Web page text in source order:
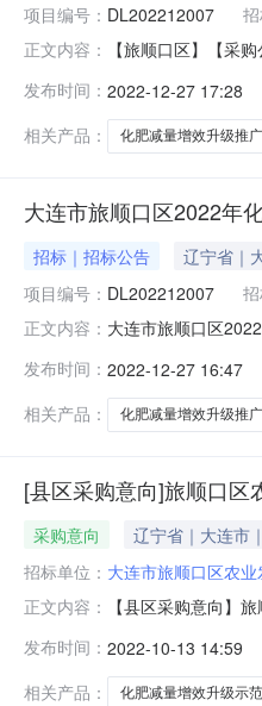
项目编号： DL202212007
正文内容：
【旅顺口区】【采
间）前递交投标文
发布时间： 2022-12-27 17:28
相关产品：
化肥减量增效升级推广
大连市旅顺口区2022年
招标｜招标公告 辽宁省｜
项目编号： DL202212007
正文内容： 大连市旅顺口区
月17日14:00:00（
发布时间： 2022-12-27 16:47
相关产品：
化肥减量增效升级推广
[县区采购意向]旅顺口区
采购意向 辽宁省｜大连市
招标单位： 大连市旅顺口区农
正文内容：
【县区采购意向】
如下：序号采购项
标
发布时间： 2022-10-13 14:59
相关产品：
化肥减量增效升级示